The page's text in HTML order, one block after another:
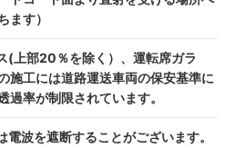
ます）
(上部20％を除く）、運転席ガラ
施工には道路運送車両の保安基準に
過率が制限されています。
波を遮断することがございます。